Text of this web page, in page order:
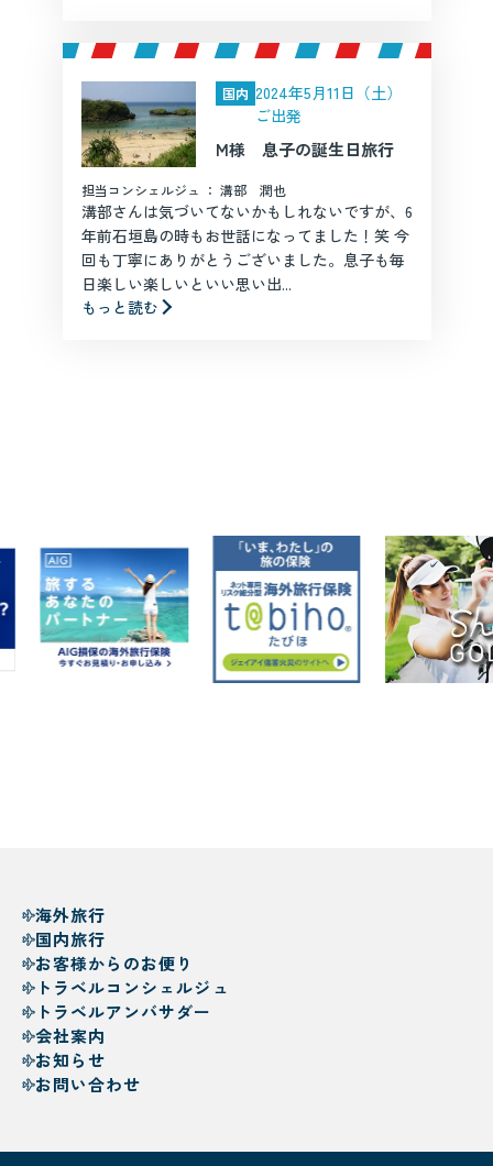
国内 2024年5月11日（土）
ご出発
M様 息子の誕生日旅行
担当コンシェルジュ ： 溝部 潤也
溝部さんは気づいてないかもしれないですが、6
年前石垣島の時もお世話になってました！笑 今
回も丁寧にありがとうございました。息子も毎
日楽しい楽しいといい思い出...
もっと読む
海外旅行
国内旅行
お客様からのお便り
トラベルコンシェルジュ
トラベルアンバサダー
会社案内
お知らせ
お問い合わせ